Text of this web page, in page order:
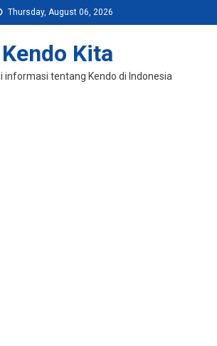
Thursday, August 06, 2026
Kendo Kita
informasi tentang Kendo di Indonesia